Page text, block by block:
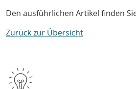
Den ausführlichen Artikel finden
Zurück zur Übersicht